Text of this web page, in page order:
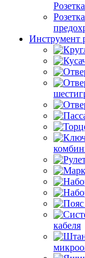
Инструмент
кабеля